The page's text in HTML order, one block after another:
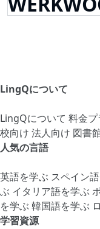
LingQについて
LingQについて 料金プ
校向け 法人向け 図書
人気の言語
英語を学ぶ スペイン
ぶ イタリア語を学ぶ
を学ぶ 韓国語を学ぶ
学習資源